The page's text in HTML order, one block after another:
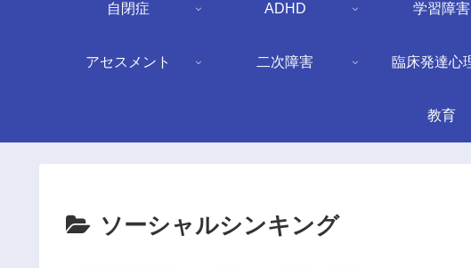
自閉症 ADHD 学習障害
アセスメント 二次障害 臨床発達心
教育
ソーシャルシンキング